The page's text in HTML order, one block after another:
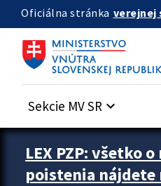
Preskocit na hlavný obsah
Oficiálna stránka verejnej
Sekcie MV SR keyboard_arrow_down
Zastavit automatický posun
LEX PZP: všetko
poistenia